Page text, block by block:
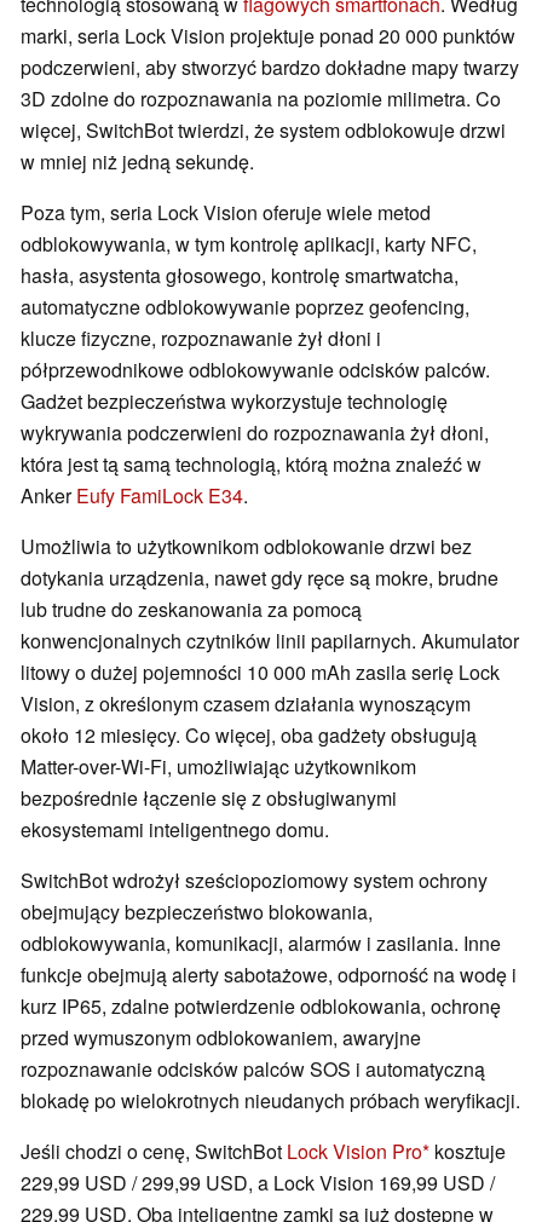
marki, seria Lock Vision projektuje ponad 20 000 punktów
podczerwieni, aby stworzyć bardzo dokładne mapy twarzy
3D zdolne do rozpoznawania na poziomie milimetra. Co
więcej, SwitchBot twierdzi, że system odblokowuje drzwi
w mniej niż jedną sekundę.
Poza tym, seria Lock Vision oferuje wiele metod
odblokowywania, w tym kontrolę aplikacji, karty NFC,
hasła, asystenta głosowego, kontrolę smartwatcha,
automatyczne odblokowywanie poprzez geofencing,
klucze fizyczne, rozpoznawanie żył dłoni i
półprzewodnikowe odblokowywanie odcisków palców.
Gadżet bezpieczeństwa wykorzystuje technologię
wykrywania podczerwieni do rozpoznawania żył dłoni,
która jest tą samą technologią, którą można znaleźć w
AnkerEufy FamiLock E34.
Umożliwia to użytkownikom odblokowanie drzwi bez
dotykania urządzenia, nawet gdy ręce są mokre, brudne
lub trudne do zeskanowania za pomocą
konwencjonalnych czytników linii papilarnych. Akumulator
litowy o dużej pojemności 10 000 mAh zasila serię Lock
Vision, z określonym czasem działania wynoszącym
około 12 miesięcy. Co więcej, oba gadżety obsługują
Matter-over-Wi-Fi, umożliwiając użytkownikom
bezpośrednie łączenie się z obsługiwanymi
ekosystemami inteligentnego domu.
SwitchBot wdrożył sześciopoziomowy system ochrony
obejmujący bezpieczeństwo blokowania,
odblokowywania, komunikacji, alarmów i zasilania. Inne
funkcje obejmują alerty sabotażowe, odporność na wodę i
kurz IP65, zdalne potwierdzenie odblokowania, ochronę
przed wymuszonym odblokowaniem, awaryjne
rozpoznawanie odcisków palców SOS i automatyczną
blokadę po wielokrotnych nieudanych próbach weryfikacji.
Jeśli chodzi o cenę, SwitchBot Lock Vision Pro kosztuje
229,99 USD / 299,99 USD, a Lock Vision 169,99 USD /
229,99 USD. Oba inteligentne zamki są już dostępne w